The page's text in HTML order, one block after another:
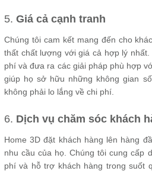
5. Giá cả cạnh tranh
Chúng tôi cam kết mang đến cho
thất chất lượng với giá cả hợp lý
phí và đưa ra các giải pháp phù hợp
giúp họ sở hữu những không gian
không phải lo lắng về chi phí.
6. Dịch vụ chăm sóc khách
Home 3D đặt khách hàng lên hàng
nhu cầu của họ. Chúng tôi cung cấp
phí và hỗ trợ khách hàng trong suốt